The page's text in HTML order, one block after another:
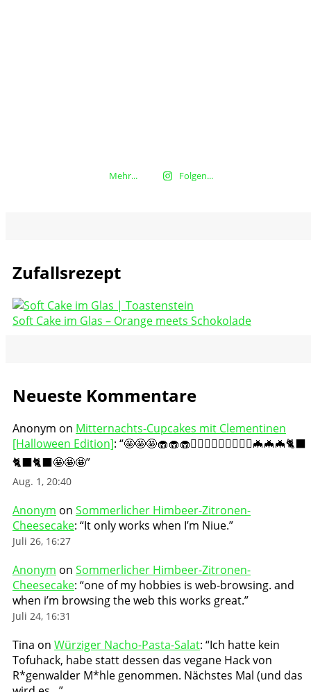
Mehr... Folgen...
Zufallsrezept
Soft Cake im Glas – Orange meets Schokolade
Neueste Kommentare
Anonym on Mitternachts-Cupcakes mit Clementinen
[Halloween Edition]: “🤩🤩🤩🧁🧁🧁🧛🏻‍♀️🧛🏻‍♀️🧛🏻‍♀️🦇🦇🦇🐈‍⬛
🐈‍⬛🐈‍⬛🤩🤩🤩”
Aug. 1, 20:40
Anonym on Sommerlicher Himbeer-Zitronen-
Cheesecake: “It only works when I’m Niue.”
Juli 26, 16:27
Anonym on Sommerlicher Himbeer-Zitronen-
Cheesecake: “one of my hobbies is web-browsing. and
when i’m browsing the web this works great.”
Juli 24, 16:31
Tina on Würziger Nacho-Pasta-Salat: “Ich hatte kein
Tofuhack, habe statt dessen das vegane Hack von
R*genwalder M*hle genommen. Nächstes Mal (und das